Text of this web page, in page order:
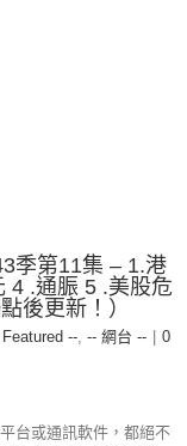
季第11集 – 1.港
4 .通脤 5 .美股危
後更新！）
--, -- 網台 --
0
台或通訊軟件，都絕不